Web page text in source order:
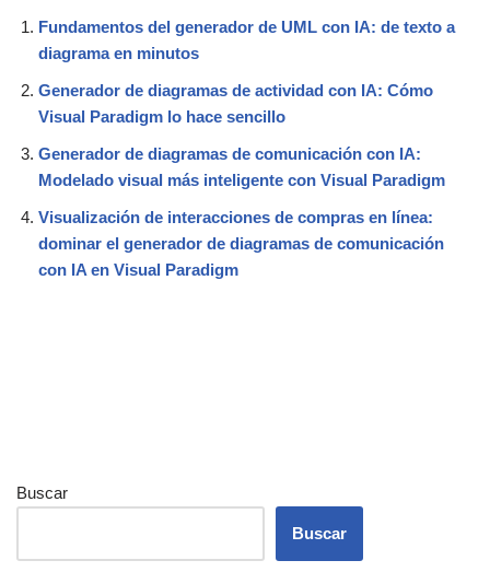
Fundamentos del generador de UML con IA: de texto a
diagrama en minutos
Generador de diagramas de actividad con IA: Cómo
Visual Paradigm lo hace sencillo
Generador de diagramas de comunicación con IA:
Modelado visual más inteligente con Visual Paradigm
Visualización de interacciones de compras en línea:
dominar el generador de diagramas de comunicación
con IA en Visual Paradigm
Buscar
Buscar